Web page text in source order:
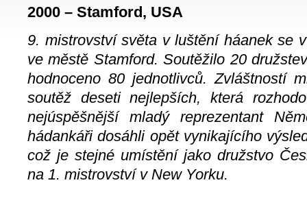
2000 – Stamford, USA
9. mistrovství světa v luštění háanek se
ve městě Stamford. Soutěžilo 20
hodnoceno 80 jednotlivců. Zvláštností
soutěž deseti nejlepších, která
nejúspěšnější mladý reprezentant
hádankáři dosáhli opět vynikajícího
což je stejné umístění jako družstvo
na 1. mistrovství v New Yorku.